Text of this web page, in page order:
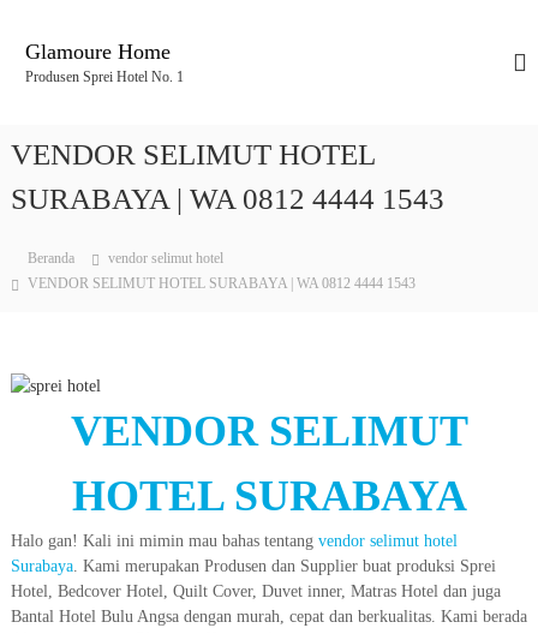
Glamoure Home
Produsen Sprei Hotel No. 1
VENDOR SELIMUT HOTEL
SURABAYA | WA 0812 4444 1543
Beranda
vendor selimut hotel
VENDOR SELIMUT HOTEL SURABAYA | WA 0812 4444 1543
VENDOR SELIMUT
HOTEL SURABAYA
Halo gan! Kali ini mimin mau bahas tentang vendor selimut hotel
Surabaya. Kami merupakan Produsen dan Supplier buat produksi Sprei
Hotel, Bedcover Hotel, Quilt Cover, Duvet inner, Matras Hotel dan juga
Bantal Hotel Bulu Angsa dengan murah, cepat dan berkualitas. Kami berada